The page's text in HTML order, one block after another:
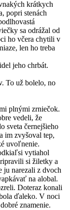
krátkych
popri stenách
sa odrážal od
ho včera chytili v
len ho treba
jeho chrbát.
To už bolelo, no
plnými zrniečok.
vedeli, že
sveta černejšieho
im zvyšoval tep,
uvoľnenie.
vytiahol
si žiletky a
ju narezali z dvoch
na alobal.
Doteraz konali
ďaleko. V noci
znamenie.